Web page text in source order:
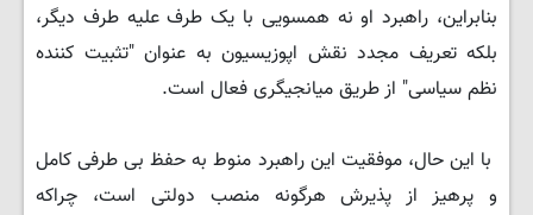
بنابراین، راهبرد او نه همسویی با یک طرف علیه طرف دیگر،
بلکه تعریف مجدد نقش اپوزیسیون به عنوان "تثبیت کننده
نظم سیاسی" از طریق میانجیگری فعال است.
با این حال، موفقیت این راهبرد منوط به حفظ بی طرفی کامل
و پرهیز از پذیرش هرگونه منصب دولتی است، چراکه